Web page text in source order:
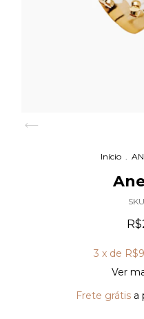
Início
3 x de
Ver
Frete grátis a